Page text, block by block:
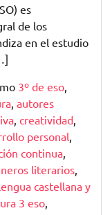
es
de los
en el estudio
3º de eso,
, autores
, creatividad,
personal,
continua,
literarios,
castellana y
3 eso,